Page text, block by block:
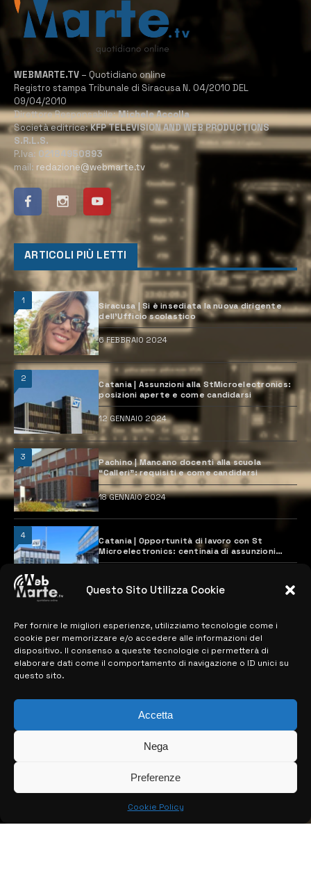
Questo Sito Utilizza Cookie
Per fornire le migliori esperienze, utilizziamo tecnologie come i
cookie per memorizzare e/o accedere alle informazioni del
dispositivo. Il consenso a queste tecnologie ci permetterà di
elaborare dati come il comportamento di navigazione o ID unici su
questo sito.
Accetta
Nega
Preferenze
Cookie Policy
WEBMARTE.TV – Quotidiano online
Registro stampa Tribunale di Siracusa N. 04/2010 DEL
09/04/2010
Direttore Responsabile:Michele Accolla
Società editrice:KFP TELEVISION AND WEB PRODUCTIONS
S.R.L.S.
P.Iva: 02184950893
mail: redazione@webmarte.tv
ARTICOLI PIÙ LETTI
1
Siracusa | Si è insediata la nuova dirigente
dell’Ufficio scolastico
6 FEBBRAIO 2024
2
Catania | Assunzioni alla StMicroelectronics:
posizioni aperte e come candidarsi
12 GENNAIO 2024
3
Pachino | Mancano docenti alla scuola
“Calleri”: requisiti e come candidarsi
18 GENNAIO 2024
4
Catania | Opportunità di lavoro con St
Microelectronics: centinaia di assunzioni
previste
MAPPA DEL SITO
> NOTIZIE